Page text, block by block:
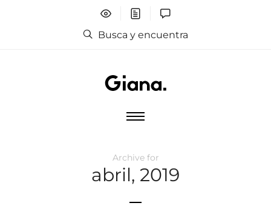
Busca y encuentra
Archive for
abril, 2019